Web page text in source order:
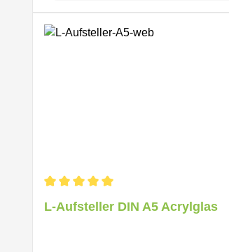
L-Aufsteller DIN A5 Acrylglas